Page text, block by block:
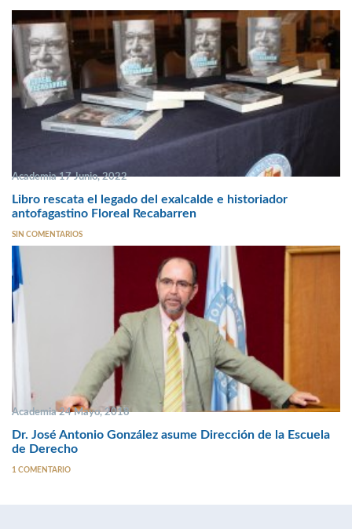
Academia 17 Junio, 2022
Libro rescata el legado del exalcalde e historiador
antofagastino Floreal Recabarren
SIN COMENTARIOS
Academia 24 Mayo, 2018
Dr. José Antonio González asume Dirección de la Escuela
de Derecho
1 COMENTARIO